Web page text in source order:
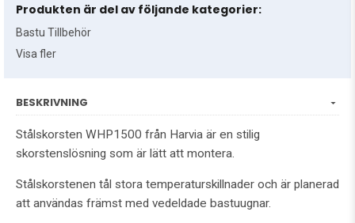
Produkten är del av följande kategorier:
Bastu Tillbehör
Visa fler
BESKRIVNING
Stålskorsten WHP1500 från Harvia är en stilig
skorstenslösning som är lätt att montera.
Stålskorstenen tål stora temperaturskillnader och är planerad
att användas främst med vedeldade bastuugnar.